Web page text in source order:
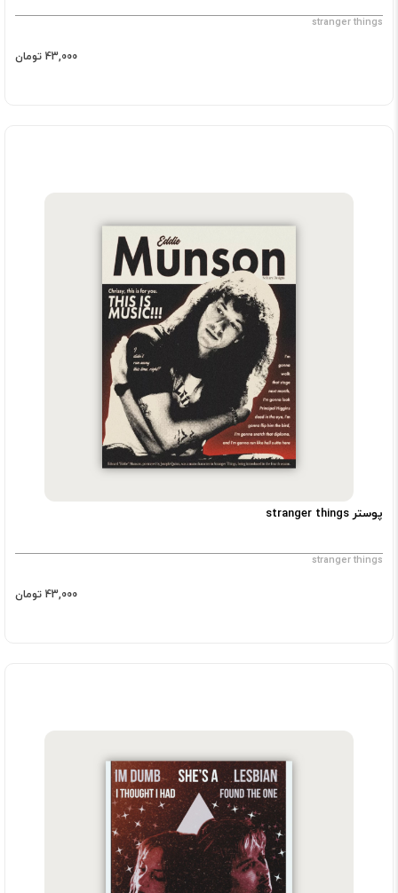
stranger things
43,000 تومان
پوستر stranger things
stranger things
43,000 تومان